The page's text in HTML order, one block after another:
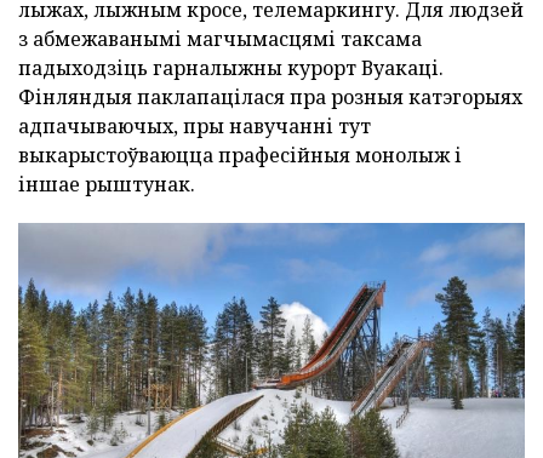
лыжах, лыжным кросе, телемаркингу. Для людзей
з абмежаванымі магчымасцямі таксама
падыходзіць гарналыжны курорт Вуакаці.
Фінляндыя паклапацілася пра розныя катэгорыях
адпачываючых, пры навучанні тут
выкарыстоўваюцца прафесійныя монолыж і
іншае рыштунак.